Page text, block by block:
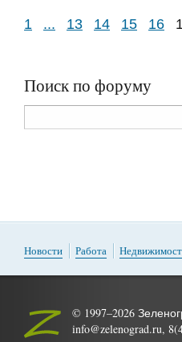
1 ... 13 14 15 16
Поиск по форуму
Новости Работа
© 1997–2026
info@zelenograd.ru,